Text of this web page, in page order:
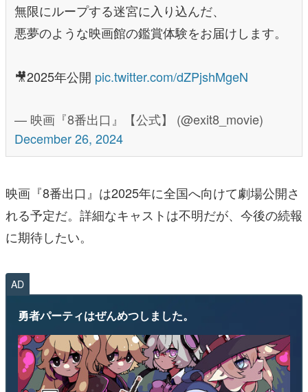
無限にループする迷宮に入り込んだ、
悪夢のような映画館の鑑賞体験をお届けします。
🎥2025年公開 pic.twitter.com/dZPjshMgeN
— 映画『8番出口』【公式】 (@exit8_movie)
December 26, 2024
映画『8番出口』は2025年に全国へ向けて劇場公開さ
れる予定だ。詳細なキャストは不明だが、今後の続報
に期待したい。
AD
勇者パーティはぜんめつしました。